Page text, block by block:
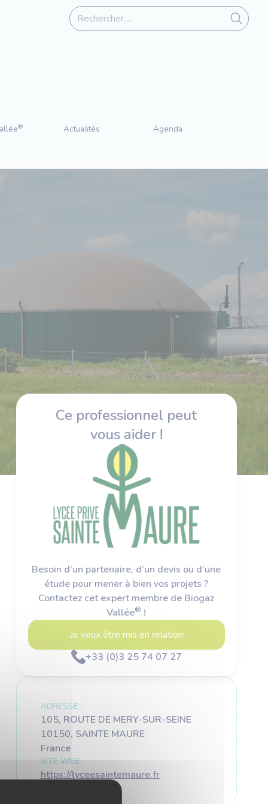
® Actualités Agenda
Ce professionnel peut
vous aider !
Besoin d’un partenaire, d’un devis ou d’une
étude pour mener à bien vos projets ?
Contactez cet expert membre de Biogaz
Vallée® !
Je veux être mis en relation
+33 (0)3 25 74 07 27
ADRESSE :
105, ROUTE DE MERY-SUR-SEINE
10150, SAINTE MAURE
France
SITE WEB :
https://lyceesaintemaure.fr